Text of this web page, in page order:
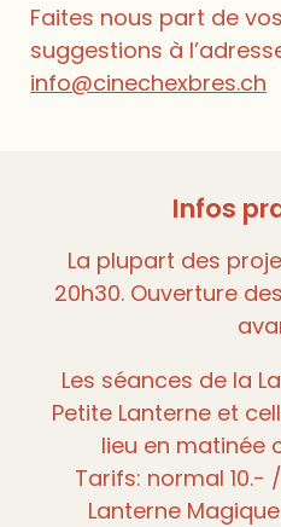
Faites nous part de
suggestions à
info@cinechexbres.ch
Infos
La plupart des
20h30. Ouverture
Les séances de la
Petite Lanterne et
lieu en matinée
Tarifs: normal 10.-
Lanterne